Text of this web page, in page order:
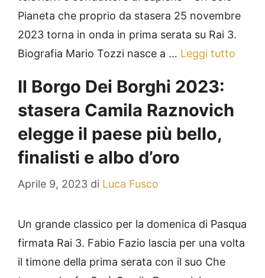
Pianeta che proprio da stasera 25 novembre
2023 torna in onda in prima serata su Rai 3.
Biografia Mario Tozzi nasce a … Leggi tutto
Il Borgo Dei Borghi 2023:
stasera Camila Raznovich
elegge il paese più bello,
finalisti e albo d’oro
Aprile 9, 2023 di Luca Fusco
Un grande classico per la domenica di Pasqua
firmata Rai 3. Fabio Fazio lascia per una volta
il timone della prima serata con il suo Che